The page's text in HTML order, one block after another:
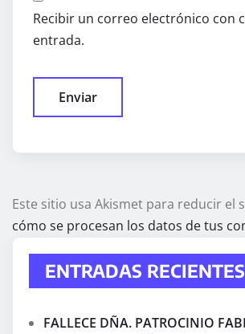
Recibir un correo electrónico con
entrada.
Este sitio usa Akismet para reducir el
cómo se procesan los datos de tus
ENTRADAS RECIENTES
FALLECE DÑA. PATROCINIO